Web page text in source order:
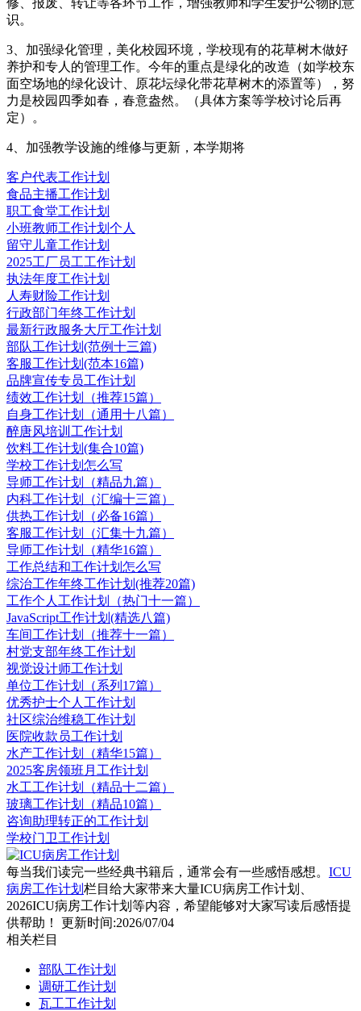
识。
3、加强绿化管理，美化校园环境，学校现有的花草树木做好
养护和专人的管理工作。今年的重点是绿化的改造（如学校东
面空场地的绿化设计、原花坛绿化带花草树木的添置等），努
力是校园四季如春，春意盎然。（具体方案等学校讨论后再
定）。
4、加强教学设施的维修与更新，本学期将
客户代表工作计划
食品主播工作计划
职工食堂工作计划
小班教师工作计划个人
留守儿童工作计划
2025工厂员工工作计划
执法年度工作计划
人寿财险工作计划
行政部门年终工作计划
最新行政服务大厅工作计划
部队工作计划(范例十三篇)
客服工作计划(范本16篇)
品牌宣传专员工作计划
绩效工作计划（推荐15篇）
自身工作计划（通用十八篇）
醉唐风培训工作计划
饮料工作计划(集合10篇)
学校工作计划怎么写
导师工作计划（精品九篇）
内科工作计划（汇编十三篇）
供热工作计划（必备16篇）
客服工作计划（汇集十九篇）
导师工作计划（精华16篇）
工作总结和工作计划怎么写
综治工作年终工作计划(推荐20篇)
工作个人工作计划（热门十一篇）
JavaScript工作计划(精选八篇)
车间工作计划（推荐十一篇）
村党支部年终工作计划
视觉设计师工作计划
单位工作计划（系列17篇）
优秀护士个人工作计划
社区综治维稳工作计划
医院收款员工作计划
水产工作计划（精华15篇）
2025客房领班月工作计划
水工工作计划（精品十二篇）
玻璃工作计划（精品10篇）
咨询助理转正的工作计划
学校门卫工作计划
每当我们读完一些经典书籍后，通常会有一些感悟感想。 ICU
病房工作计划 栏目给大家带来大量ICU病房工作计划、
2026ICU病房工作计划等内容，希望能够对大家写读后感悟提
供帮助！ 更新时间:2026/07/04
相关栏目
部队工作计划
调研工作计划
瓦工工作计划